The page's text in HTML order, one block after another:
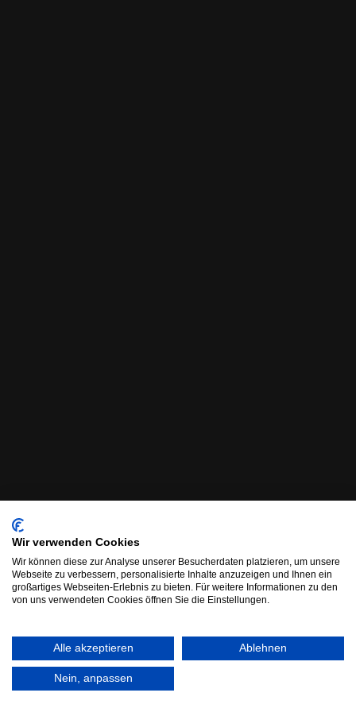
Wir verwenden Cookies
Wir können diese zur Analyse unserer Besucherdaten platzieren, um unsere
Webseite zu verbessern, personalisierte Inhalte anzuzeigen und Ihnen ein
großartiges Webseiten-Erlebnis zu bieten. Für weitere Informationen zu den
von uns verwendeten Cookies öffnen Sie die Einstellungen.
Alle akzeptieren Ablehnen
Nein, anpassen